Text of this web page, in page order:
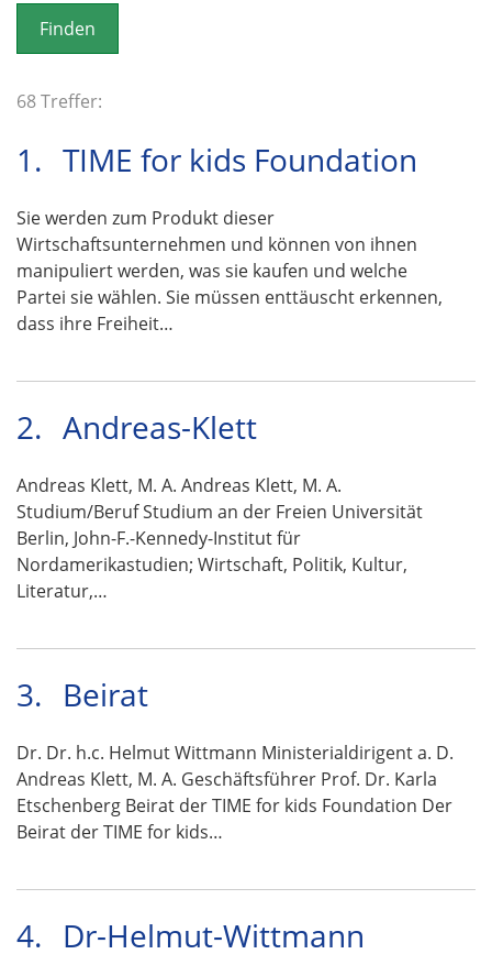
o
n
68 Treffer:
1. TIME for kids Foundation
Sie werden zum Produkt dieser
Wirtschaftsunternehmen und können von ihnen
manipuliert werden, was sie kaufen und welche
Partei sie wählen. Sie müssen enttäuscht erkennen,
dass ihre Freiheit…
2. Andreas-Klett
Andreas Klett, M. A. Andreas Klett, M. A.
Studium/Beruf Studium an der Freien Universität
Berlin, John-F.-Kennedy-Institut für
Nordamerikastudien; Wirtschaft, Politik, Kultur,
Literatur,…
3. Beirat
Dr. Dr. h.c. Helmut Wittmann Ministerialdirigent a. D.
Andreas Klett, M. A. Geschäftsführer Prof. Dr. Karla
Etschenberg Beirat der TIME for kids Foundation Der
Beirat der TIME for kids…
4. Dr-Helmut-Wittmann